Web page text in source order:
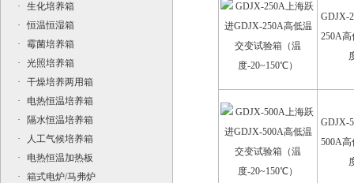
·
生化培养箱
·
恒温恒湿箱
·
霉菌培养箱
·
光照培养箱
·
干燥培养两用箱
·
电热恒温培养箱
·
隔水恒温培养箱
·
人工气候培养箱
·
电热恒温加热板
·
箱式电炉/马弗炉
GDJX-
250A
GDJX-
500A